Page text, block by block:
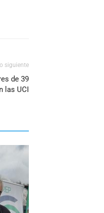
siguiente
de 39
las UCI